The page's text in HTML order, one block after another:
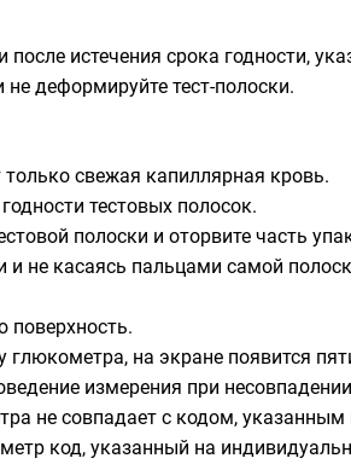
после истечения срока годности,
не деформируйте тест-полоски.
свежая капиллярная кровь.
тестовых полосок.
полоски и оторвите часть
не касаясь пальцами самой
поверхность.
глюкометра, на экране появится
измерения при
не совпадает с кодом, указанным
код, указанный на